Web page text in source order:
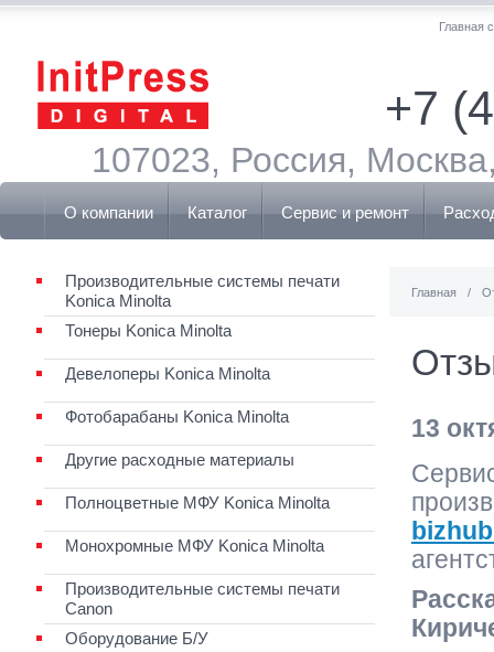
Главная
+7
107023, Россия,
О компании Каталог Сервис и ремонт
Главная /
13
Производительные системы печати
Konica Minolta
Тонеры Konica Minolta
Девелоперы Konica Minolta
Фотобарабаны Konica Minolta
Другие расходные материалы
Полноцветные МФУ Konica Minolta
Монохромные МФУ Konica Minolta
Производительные системы печати
Canon
Оборудование Б/У